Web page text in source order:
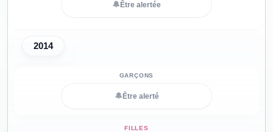
🔔 Être alertée
2014
🔔 Être alerté